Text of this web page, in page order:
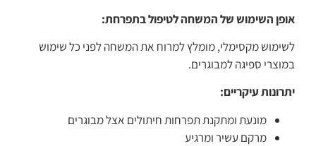
אופן השימוש של המשחה לטיפול בתפרחת:
לשימוש מקסימלי, מומלץ למרוח את המשחה לפני כל שימוש
במוצרי ספיגה למבוגרים.
יתרונות עיקריים:
מונעת ומתקנת תפרחות חיתולים אצל מבוגרים
מרקם עשיר ומרגיע